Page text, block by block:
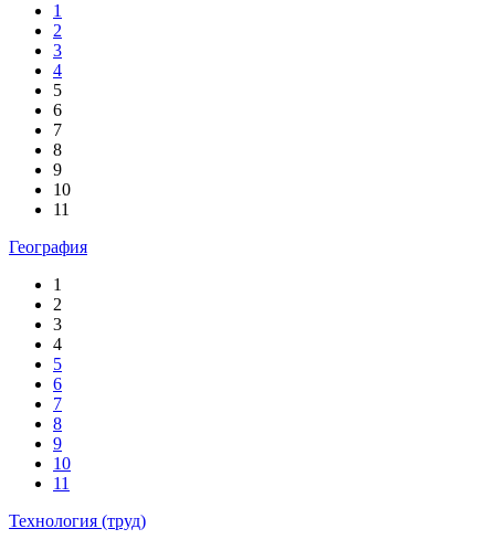
1
2
3
4
5
6
7
8
9
10
11
География
1
2
3
4
5
6
7
8
9
10
11
Технология (труд)